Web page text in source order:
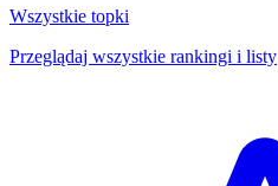
Wszystkie topki
Przeglądaj wszystkie rankingi i listy